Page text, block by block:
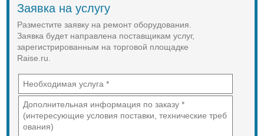
Ремонт ДВС
Ремонт АКПП
Ремонт ТНВД
Ремонт топливной системы
Ремонт гидравлики погрузчиков
Наши специалисты выполняют
качественный и своевременный
ремонт. Операясь на многолетний
опыт работы, наша компания
может гарантировать Вам лучшие
Заявка на услугу
Разместите заявку на ремонт оборудования.
Заявка будет направлена поставщикам услуг,
зарегистрированным на торговой площадке
Raise.ru.